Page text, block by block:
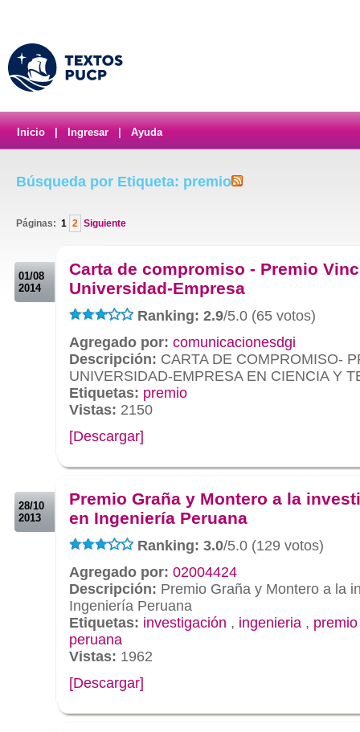
Inicio Ingresar Ayuda
Búsqueda por Etiqueta: premio
Páginas: 1 2 Siguiente
01/08
2014
Carta de compromiso - Premio
Universidad-Empresa
Ranking: 2.9/5.0 (65 votos)
Agregado por: comunicacionesdgi
Descripción: CARTA DE COMPROMISO-
UNIVERSIDAD-EMPRESA EN CIENCIA Y
Etiquetas: premio
Vistas: 2150
[Descargar]
28/10
2013
Premio Graña y Montero a la
en Ingeniería Peruana
Ranking: 3.0/5.0 (129 votos)
Agregado por: 02004424
Descripción: Premio Graña y Montero a la
Ingeniería Peruana
Etiquetas: investigación , ingenieria , premio
peruana
Vistas: 1962
[Descargar]